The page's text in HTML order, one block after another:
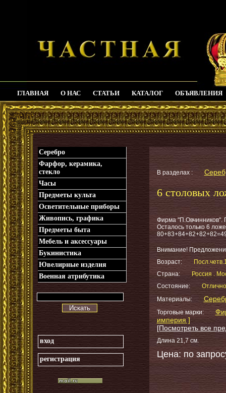
ГЛАВНАЯ О НАС СТАТЬИ КАТАЛОГ ОБЪЯВЛЕНИЯ
_
В разделах :
6 столовых
Фирма "П.Овчинников".
Осталось только 6
Внимание!
Возраст:
Страна:
Россия .
Состояние:
Материалы:
Торговые марки:
империя ]
[Посмотреть все
Длина 21,7 см.
Цена: по
Серебро
Фарфор, керамика,
стекло
Часы
Предметы культа
Осветительные приборы
Живопись, графика
Предметы быта
Мебель и аксессуары
Букинистика
Ювелирные изделия
Военная атрибутика
Искать
вход
регистрация